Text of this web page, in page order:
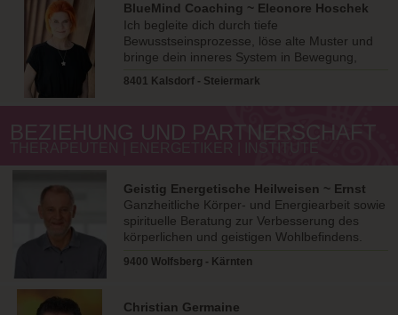
BlueMind Coaching ~ Eleonore Hoschek
Ich begleite dich durch tiefe
Bewusstseinsprozesse, löse alte Muster und
bringe dein inneres System in Bewegung,
8401 Kalsdorf - Steiermark
BEZIEHUNG UND PARTNERSCHAFT
Geistig Energetische Heilweisen ~ Ernst
Pörtsch
Ganzheitliche Körper- und Energiearbeit sowie
spirituelle Beratung zur Verbesserung des
körperlichen und geistigen Wohlbefindens.
9400 Wolfsberg - Kärnten
Christian Germaine